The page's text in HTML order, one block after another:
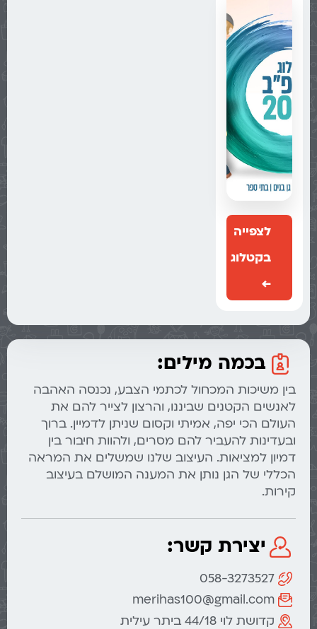
בכמה מילים:
בין משיכות המכחול לכתמי הצבע, נכנסה האהבה
לאנשים הקטנים שביננו, והרצון לצייר להם את
העולם הכי יפה, אמיתי וקסום שניתן לדמיין. ברוך
ובעדינות להעביר להם מסרים, ולהוות חיבור בין
דמיון למציאות. העיצוב שלנו שמשלים את המראה
הכללי של הגן נותן את המענה המושלם בעיצוב
קירות.
יצירת קשר:
058-3273527
merihas100@gmail.com
קדושת לוי 44/18 ביתר עילית
לצפייה
בקטלוג
←